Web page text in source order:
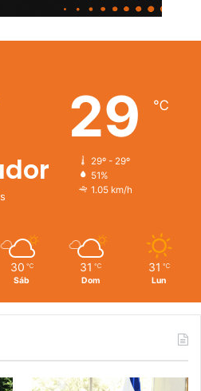
29 ℃
29º - 29º
51%
1.05 km/h
30 ℃
Sáb
31 ℃
Dom
31 ℃
Lun